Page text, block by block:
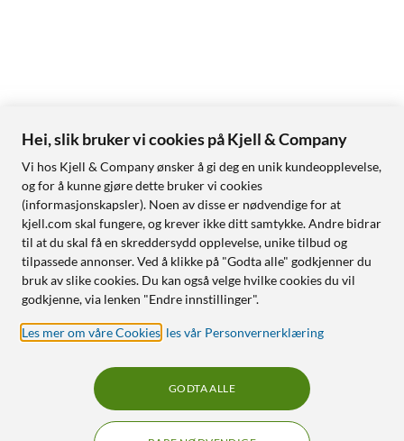
Hei, slik bruker vi cookies på Kjell & Company
Vi hos Kjell & Company ønsker å gi deg en unik kundeopplevelse,
og for å kunne gjøre dette bruker vi cookies
(informasjonskapsler). Noen av disse er nødvendige for at
kjell.com skal fungere, og krever ikke ditt samtykke. Andre bidrar
til at du skal få en skreddersydd opplevelse, unike tilbud og
tilpassede annonser. Ved å klikke på "Godta alle" godkjenner du
bruk av slike cookies. Du kan også velge hvilke cookies du vil
godkjenne, via lenken "Endre innstillinger".
Les mer om våre Cookies les vår Personvernerklæring
GODTA ALLE